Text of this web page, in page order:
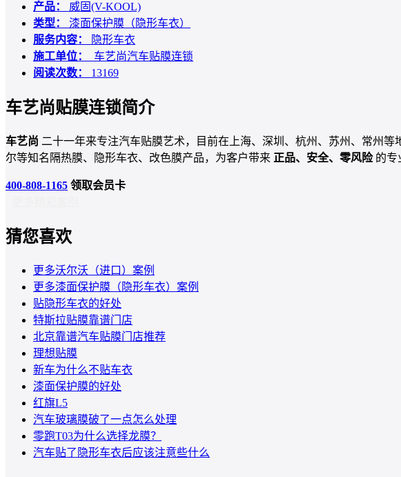
产品： 威固(V-KOOL)
类型： 漆面保护膜（隐形车衣）
服务内容：
隐形车衣
施工单位：
车艺尚汽车贴膜连锁
阅读次数： 13169
车艺尚贴膜连锁简介
车艺尚 二十一年来专注汽车贴膜艺术，目前在上海、深圳、杭州、苏州、常州等
尔等知名隔热膜、隐形车衣、改色膜产品，为客户带来 正品、安全、零风险的专
400-808-1165 领取会员卡
猜您喜欢
更多沃尔沃（进口）案例
更多漆面保护膜（隐形车衣）案例
贴隐形车衣的好处
特斯拉贴膜靠谱门店
北京靠谱汽车贴膜门店推荐
理想贴膜
新车为什么不贴车衣
漆面保护膜的好处
红旗L5
汽车玻璃膜破了一点怎么处理
零跑T03为什么选择龙膜？
汽车贴了隐形车衣后应该注意些什么